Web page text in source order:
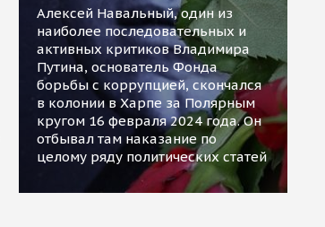
Алексей Навальный, один из
наиболее последовательных и
активных критиков Владимира
Путина, основатель Фонда
борьбы с коррупцией, скончался
в колонии в Харпе за Полярным
кругом 16 февраля 2024 года. Он
отбывал там наказание по
целому ряду политических статей